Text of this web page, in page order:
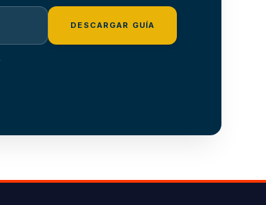
DESCARGAR GUÍA